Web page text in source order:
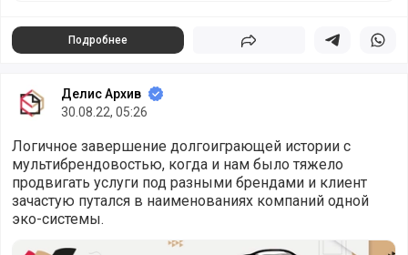
Подробнее Поделиться Поделиться в
Делис Архив
30.08.22, 05:26
Логичное завершение долгоиграющей истории с
мультибрендовостью, когда и нам было тяжело
продвигать услуги под разными брендами и клиент
зачастую путался в наименованиях компаний одной
эко-системы.
Компания ООО "Делис Альянс" сменила наименование